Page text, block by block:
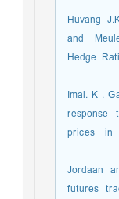
32.
and
Hedge
33. Imai. K
prices
34.
futures